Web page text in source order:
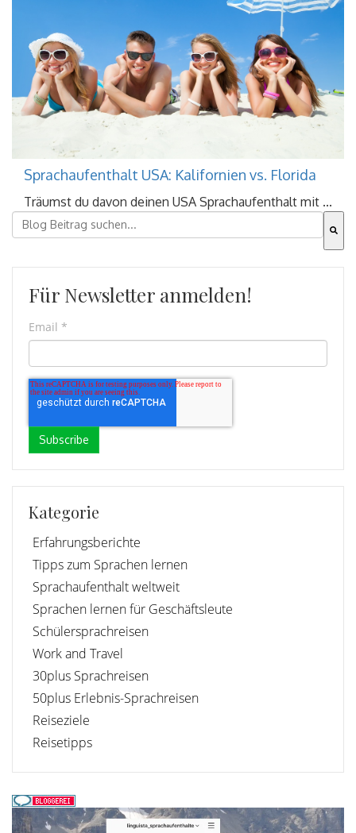
Sprachaufenthalt USA: Kalifornien vs. Florida
Träumst du davon deinen USA Sprachaufenthalt mit ...
Dies ist ein Suchfeld mit einer automatischen
Für Newsletter anmelden!
Email *
Kategorie
Erfahrungsberichte
Tipps zum Sprachen lernen
Sprachaufenthalt weltweit
Sprachen lernen für Geschäftsleute
Schülersprachreisen
Work and Travel
30plus Sprachreisen
50plus Erlebnis-Sprachreisen
Reiseziele
Reisetipps